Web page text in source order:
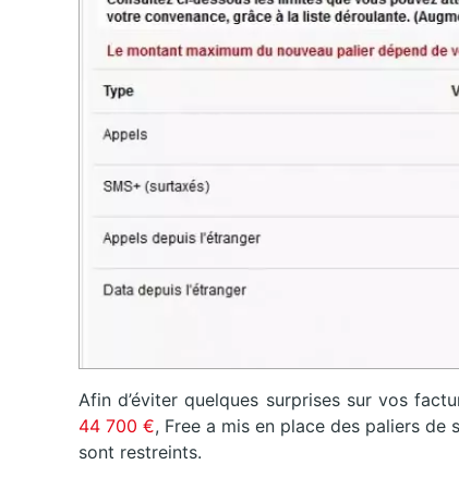
Afin d’éviter quelques surprises sur vos
44 700 €, Free a mis en place des paliers
sont restreints.